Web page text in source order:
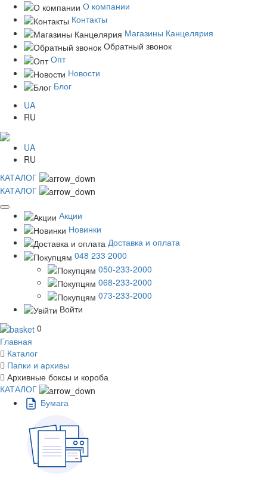
О компании
Контакты
Магазины Канцелярия
Обратный звонок
Опт
Новости
Блог
UA
RU
UA
RU
КАТАЛОГ
КАТАЛОГ
Акции
Новинки
Доставка и оплата
048 233 2000
050-233-2000
068-233-2000
073-233-2000
Войти
0
Главная
Каталог
Папки и архивы
Архивные боксы и короба
КАТАЛОГ
Бумага